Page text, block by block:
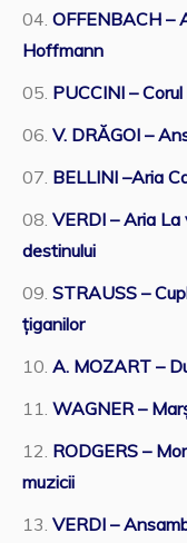
OFFENBACH –
Hoffmann
PUCCINI –
V. DRĂGOI –
BELLINI –Aria
VERDI – Aria
destinului
STRAUSS –
țiganilor
A. MOZART –
WAGNER –
RODGERS –
muzicii
VERDI –